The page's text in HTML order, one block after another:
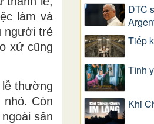
làm và
người trẻ
xứ cũng
thường
Còn
sân
ĐTC
Tiếp
Tình
Khi